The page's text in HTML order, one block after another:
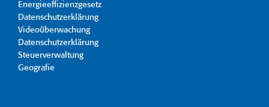
Energieeffizienzgesetz
Datenschutzerklärung
Videoüberwachung
Datenschutzerklärung
Steuerverwaltung
Geografie